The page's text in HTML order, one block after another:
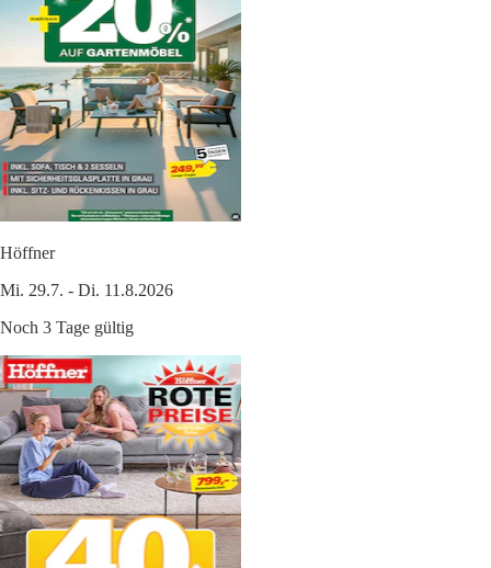
Höffner
Mi. 29.7. - Di. 11.8.2026
Noch 3 Tage gültig